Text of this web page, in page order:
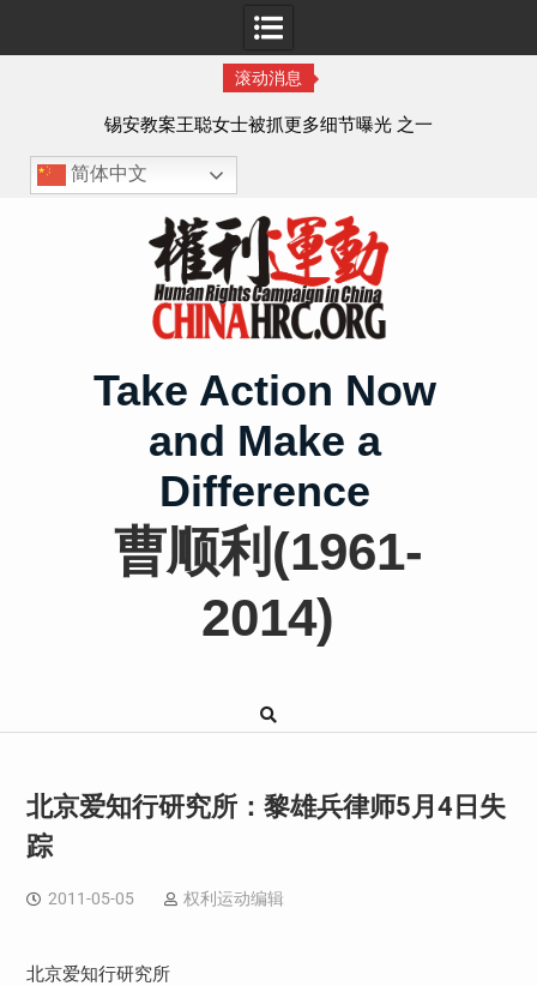
滚动消息
锡安教案王聪女士被抓更多细节曝光 之一
简体中文
Take Action Now
and Make a
Difference
曹顺利(1961-
2014)
北京爱知行研究所：黎雄兵律师5月4日失
踪
2011-05-05 权利运动编辑
北京爱知行研究所